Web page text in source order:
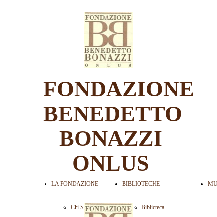
FONDAZIONE
BENEDETTO
BONAZZI
ONLUS
LA FONDAZIONE
Chi Siamo
BIBLIOTECHE
Biblioteca